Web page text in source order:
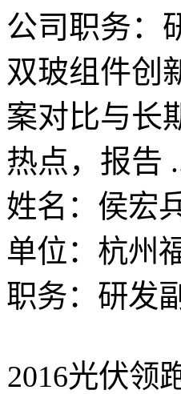
公司职务：
双玻组件创
案对比与长
热点，报告
姓名：侯宏
单位：杭州
职务：研发
2016光伏领